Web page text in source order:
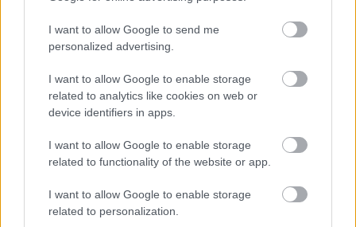
I want to allow Google to send me
personalized advertising.
I want to allow Google to enable storage
related to analytics like cookies on web or
device identifiers in apps.
I want to allow Google to enable storage
related to functionality of the website or app.
I want to allow Google to enable storage
related to personalization.
Manchester United
Felkészülési szezon 4. mérkőzés
2026-08-08 17:00
Leeds Unitedvs Manchester United2026-08-12 20:30
ELŐZŐ MÉRKŐZÉSEK